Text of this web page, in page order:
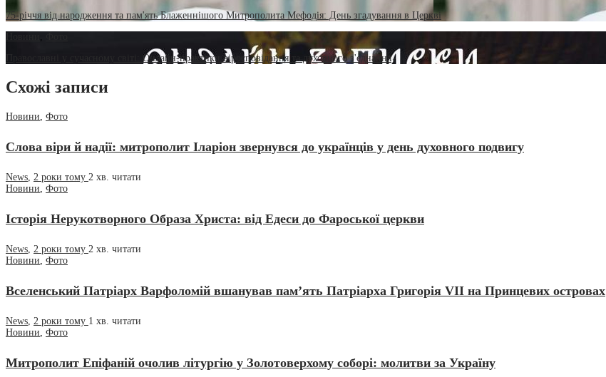
75-річчя від народження та пам'ять Блаженнішого Митрополита Мефодія: День згадування в Церкві
Православні у сучасному світі: Онлайн-практики віросповідання та духовного з'єднання
Схожі записи
Новини, Фото
Слова віри й надії: митрополит Іларіон звернувся до українців у день духовного подвигу
News, 2 роки тому 2 хв. читати
Новини, Фото
Історія Нерукотворного Образа Христа: від Едеси до Фароської церкви
News, 2 роки тому 2 хв. читати
Новини, Фото
Вселенський Патріарх Варфоломій вшанував пам’ять Патріарха Григорія VII на Принцевих островах
News, 2 роки тому 1 хв. читати
Новини, Фото
Митрополит Епіфаній очолив літургію у Золотоверхому соборі: молитви за Україну